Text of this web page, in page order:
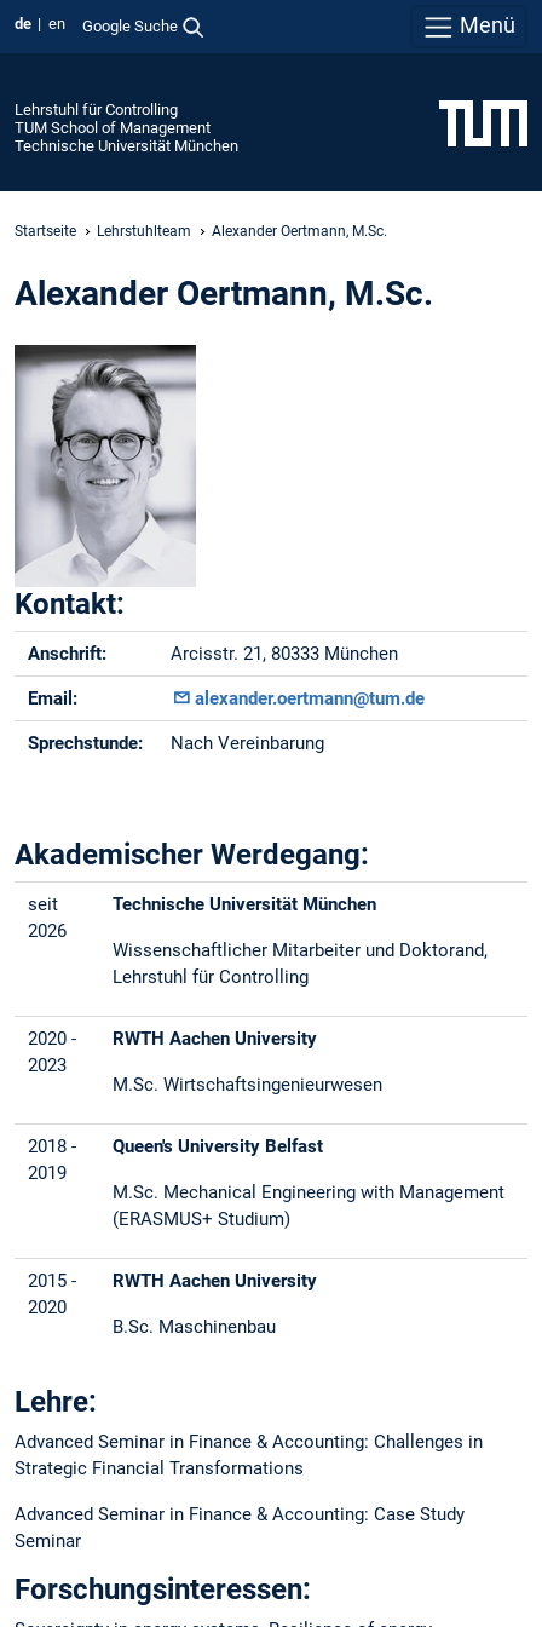
de en Google Suche Menü
Lehrstuhl für Controlling
TUM School of Management
Technische Universität München
Startseite Lehrstuhlteam Alexander Oertmann, M.Sc.
Alexander Oertmann, M.Sc.
Kontakt:
Anschrift: Arcisstr. 21, 80333 München
Email: alexander.oertmann@tum.de
Sprechstunde: Nach Vereinbarung
Akademischer Werdegang:
seit
2026
Technische Universität München
Wissenschaftlicher Mitarbeiter und Doktorand,
Lehrstuhl für Controlling
2020 -
2023
RWTH Aachen University
M.Sc. Wirtschaftsingenieurwesen
2018 -
2019
Queen's University Belfast
M.Sc. Mechanical Engineering with Management
(ERASMUS+ Studium)
2015 -
2020
RWTH Aachen University
B.Sc. Maschinenbau
Lehre:
Advanced Seminar in Finance & Accounting: Challenges in
Strategic Financial Transformations
Advanced Seminar in Finance & Accounting: Case Study
Seminar
Forschungsinteressen: